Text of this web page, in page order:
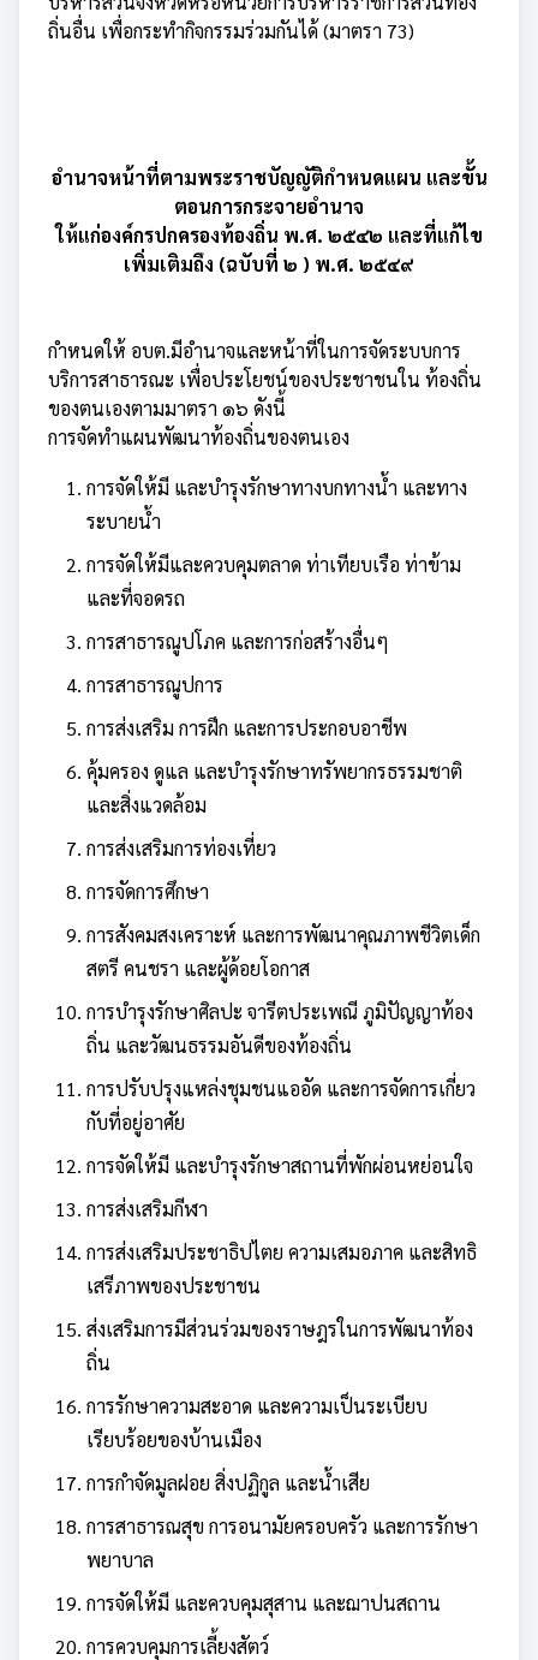
ถิ่นอื่น เพื่อกระทำกิจกรรมร่วมกันได้ (มาตรา 73)
อำนาจหน้าที่ตามพระราชบัญญัติกำหนดแผน และขั้น
ตอนการกระจายอำนาจ
ให้แก่องค์กรปกครองท้องถิ่น พ.ศ. ๒๕๔๒ และที่แก้ไข
เพิ่มเติมถึง (ฉบับที่ ๒ ) พ.ศ. ๒๕๔๙
กำหนดให้ อบต.มีอำนาจและหน้าที่ในการจัดระบบการ
บริการสาธารณะ เพื่อประโยชน์ของประชาชนใน ท้องถิ่น
ของตนเองตามมาตรา ๑๖ ดังนี้
การจัดทำแผนพัฒนาท้องถิ่นของตนเอง
การจัดให้มี และบำรุงรักษาทางบกทางน้ำ และทาง
ระบายน้ำ
การจัดให้มีและควบคุมตลาด ท่าเทียบเรือ ท่าข้าม
และที่จอดรถ
การสาธารณูปโภค และการก่อสร้างอื่นๆ
การสาธารณูปการ
การส่งเสริม การฝึก และการประกอบอาชีพ
คุ้มครอง ดูแล และบำรุงรักษาทรัพยากรธรรมชาติ
และสิ่งแวดล้อม
การส่งเสริมการท่องเที่ยว
การจัดการศึกษา
การสังคมสงเคราะห์ และการพัฒนาคุณภาพชีวิตเด็ก
สตรี คนชรา และผู้ด้อยโอกาส
การบำรุงรักษาศิลปะ จารีตประเพณี ภูมิปัญญาท้อง
ถิ่น และวัฒนธรรมอันดีของท้องถิ่น
การปรับปรุงแหล่งชุมชนแออัด และการจัดการเกี่ยว
กับที่อยู่อาศัย
การจัดให้มี และบำรุงรักษาสถานที่พักผ่อนหย่อนใจ
การส่งเสริมกีฬา
การส่งเสริมประชาธิปไตย ความเสมอภาค และสิทธิ
เสรีภาพของประชาชน
ส่งเสริมการมีส่วนร่วมของราษฎรในการพัฒนาท้อง
ถิ่น
การรักษาความสะอาด และความเป็นระเบียบ
เรียบร้อยของบ้านเมือง
การกำจัดมูลฝอย สิ่งปฏิกูล และน้ำเสีย
การสาธารณสุข การอนามัยครอบครัว และการรักษา
พยาบาล
การจัดให้มี และควบคุมสุสาน และฌาปนสถาน
การควบคุมการเลี้ยงสัตว์